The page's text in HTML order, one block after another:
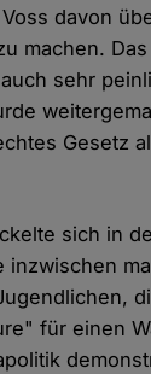
davon
machen.
sehr
Gesetz
sich in
inzwischen
für einen